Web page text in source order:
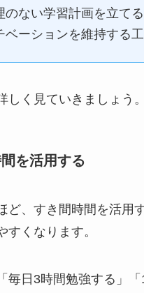
のない学習計画を立てる
ベーションを維持する
しく見ていきましょう。
を活用する
ど、すき間時間を活用
すくなります。
毎日3時間勉強する」